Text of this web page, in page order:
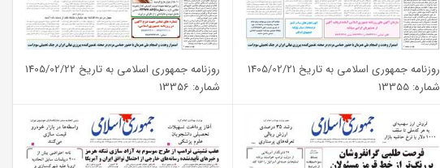
روزنامه جمهوری اسلامی به تاریخ 1405/02/22
شماره: 13356
روزنامه جمهوری اسلامی به تاریخ 1405/02/21
شماره: 13355